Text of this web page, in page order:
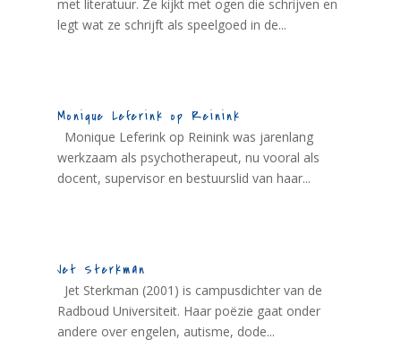
met literatuur. Ze kijkt met ogen die schrijven en
legt wat ze schrijft als speelgoed in de...
Monique Leferink op Reinink
Monique Leferink op Reinink was jarenlang
werkzaam als psychotherapeut, nu vooral als
docent, supervisor en bestuurslid van haar...
Jet Sterkman
Jet Sterkman (2001) is campusdichter van de
Radboud Universiteit. Haar poëzie gaat onder
andere over engelen, autisme, dode...